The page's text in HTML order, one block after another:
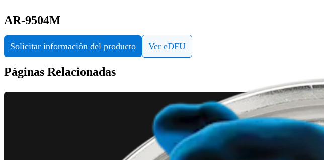
AR-9504M
Solicitar información del producto Ver eDFU
Páginas Relacionadas